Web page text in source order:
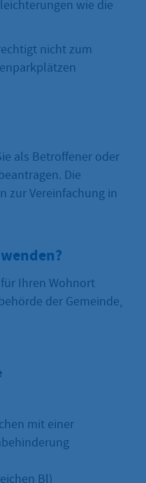
wie die
nicht zum
als Betroffener oder
Die
zur Vereinfachung in
Ihren Wohnort
der Gemeinde,
mit einer
Bl)